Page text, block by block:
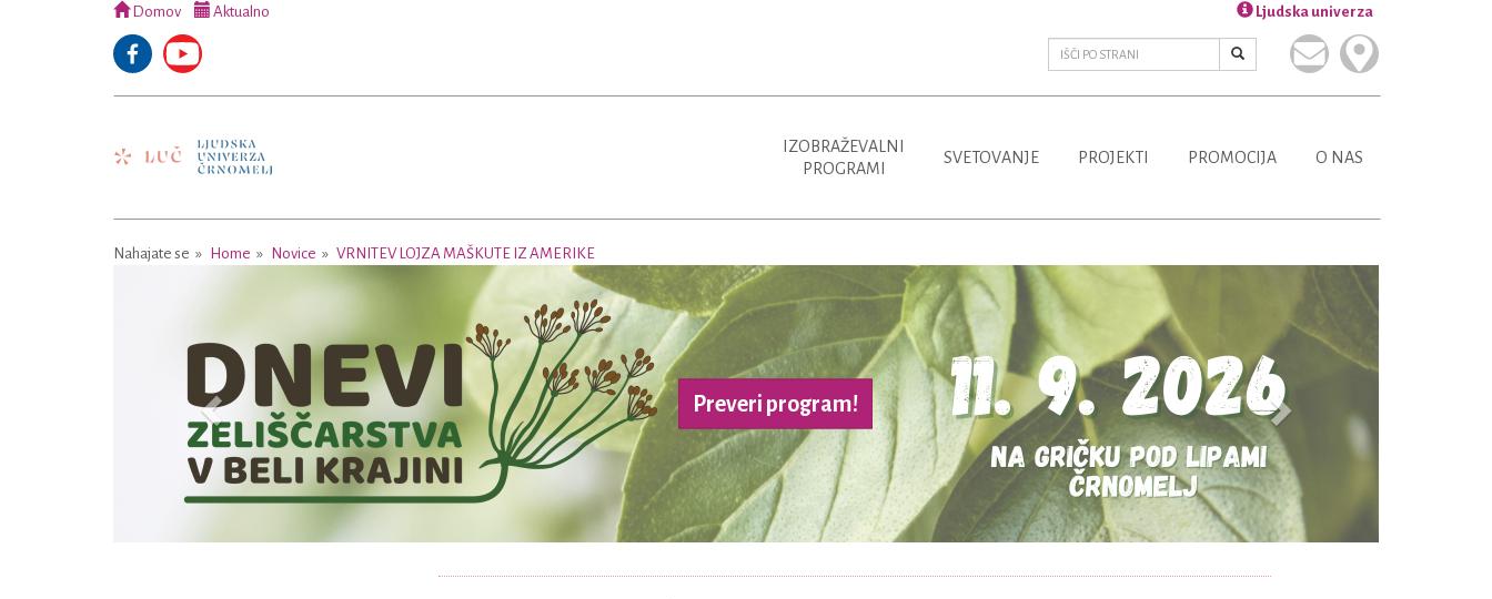
Domov Aktualno Ljudska univerza
IZOBRAŽEVALNI
PROGRAMI
SVETOVANJE PROJEKTI PROMOCIJA O NAS
Nahajate se Home Novice VRNITEV LOJZA MAŠKUTE IZ AMERIKE
Preveri program!